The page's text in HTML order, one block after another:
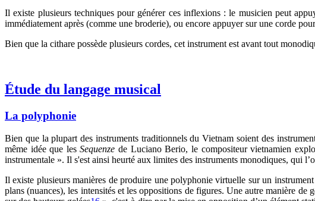
Il existe plusieurs techniques pour générer ces inflexions : le musicien peut
immédiatement après (comme une broderie), ou encore appuyer sur une corde
Bien que la cithare possède plusieurs cordes, cet instrument est avant tout
Étude du langage musical
La polyphonie
Bien que la plupart des instruments traditionnels du Vietnam soient des
même idée que lesSequenze de Luciano Berio, le compositeur vietnamien
instrumentale ». Il s'est ainsi heurté aux limites des instruments monodiques, qui
Il existe plusieurs manières de produire une polyphonie virtuelle sur un
plans (nuances), les intensités et les oppositions de figures. Une autre manière